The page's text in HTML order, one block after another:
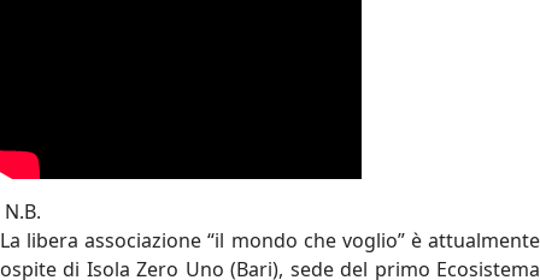
N.B.
La libera associazione “il mondo che voglio” è attualmente
ospite di Isola Zero Uno (Bari), sede del primo Ecosistema